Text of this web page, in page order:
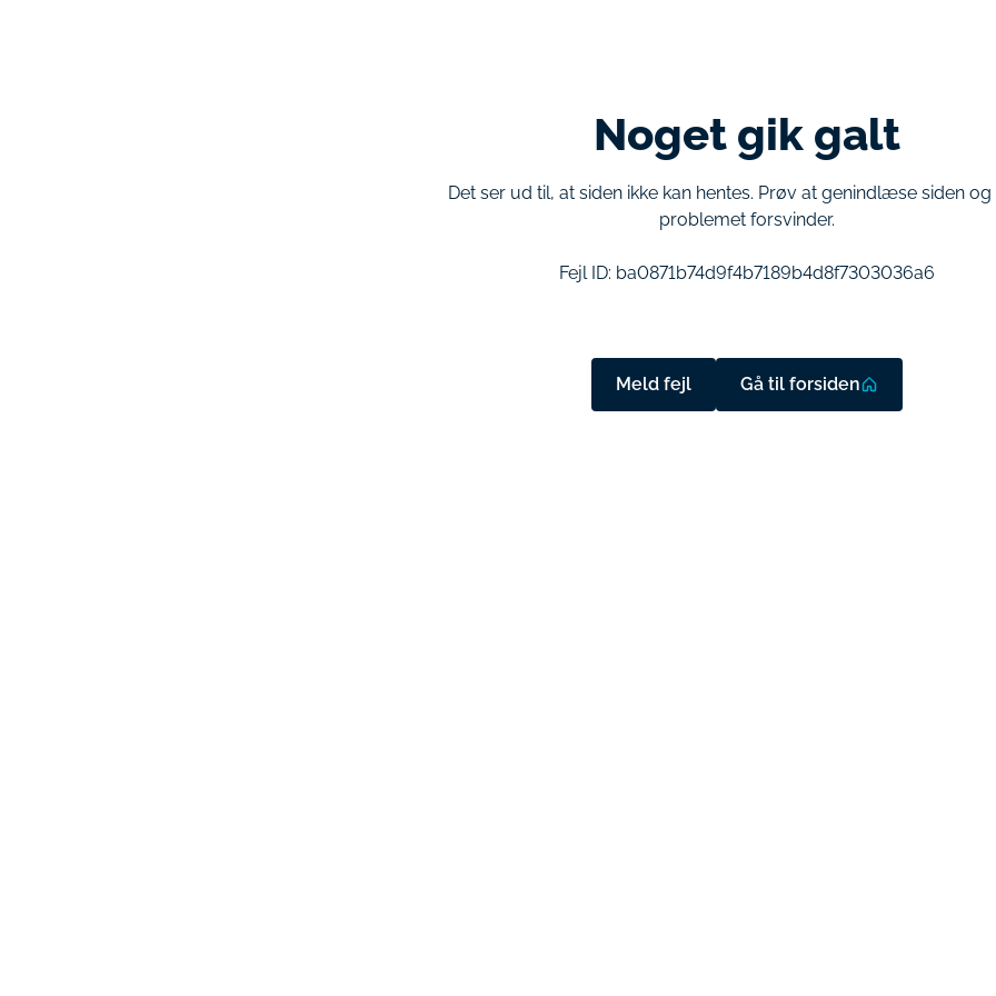
Noget gik galt
Det ser ud til, at siden ikke kan hentes. Prøv at genindlæse siden og
problemet forsvinder.
Fejl ID: ba0871b74d9f4b7189b4d8f7303036a6
Meld fejl Gå til forsiden